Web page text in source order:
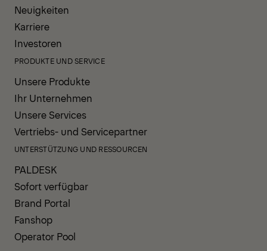
Neuigkeiten
Karriere
Investoren
PRODUKTE UND SERVICE
Unsere Produkte
Ihr Unternehmen
Unsere Services
Vertriebs- und Servicepartner
UNTERSTÜTZUNG UND RESSOURCEN
PALDESK
Sofort verfügbar
Brand Portal
Fanshop
Operator Pool